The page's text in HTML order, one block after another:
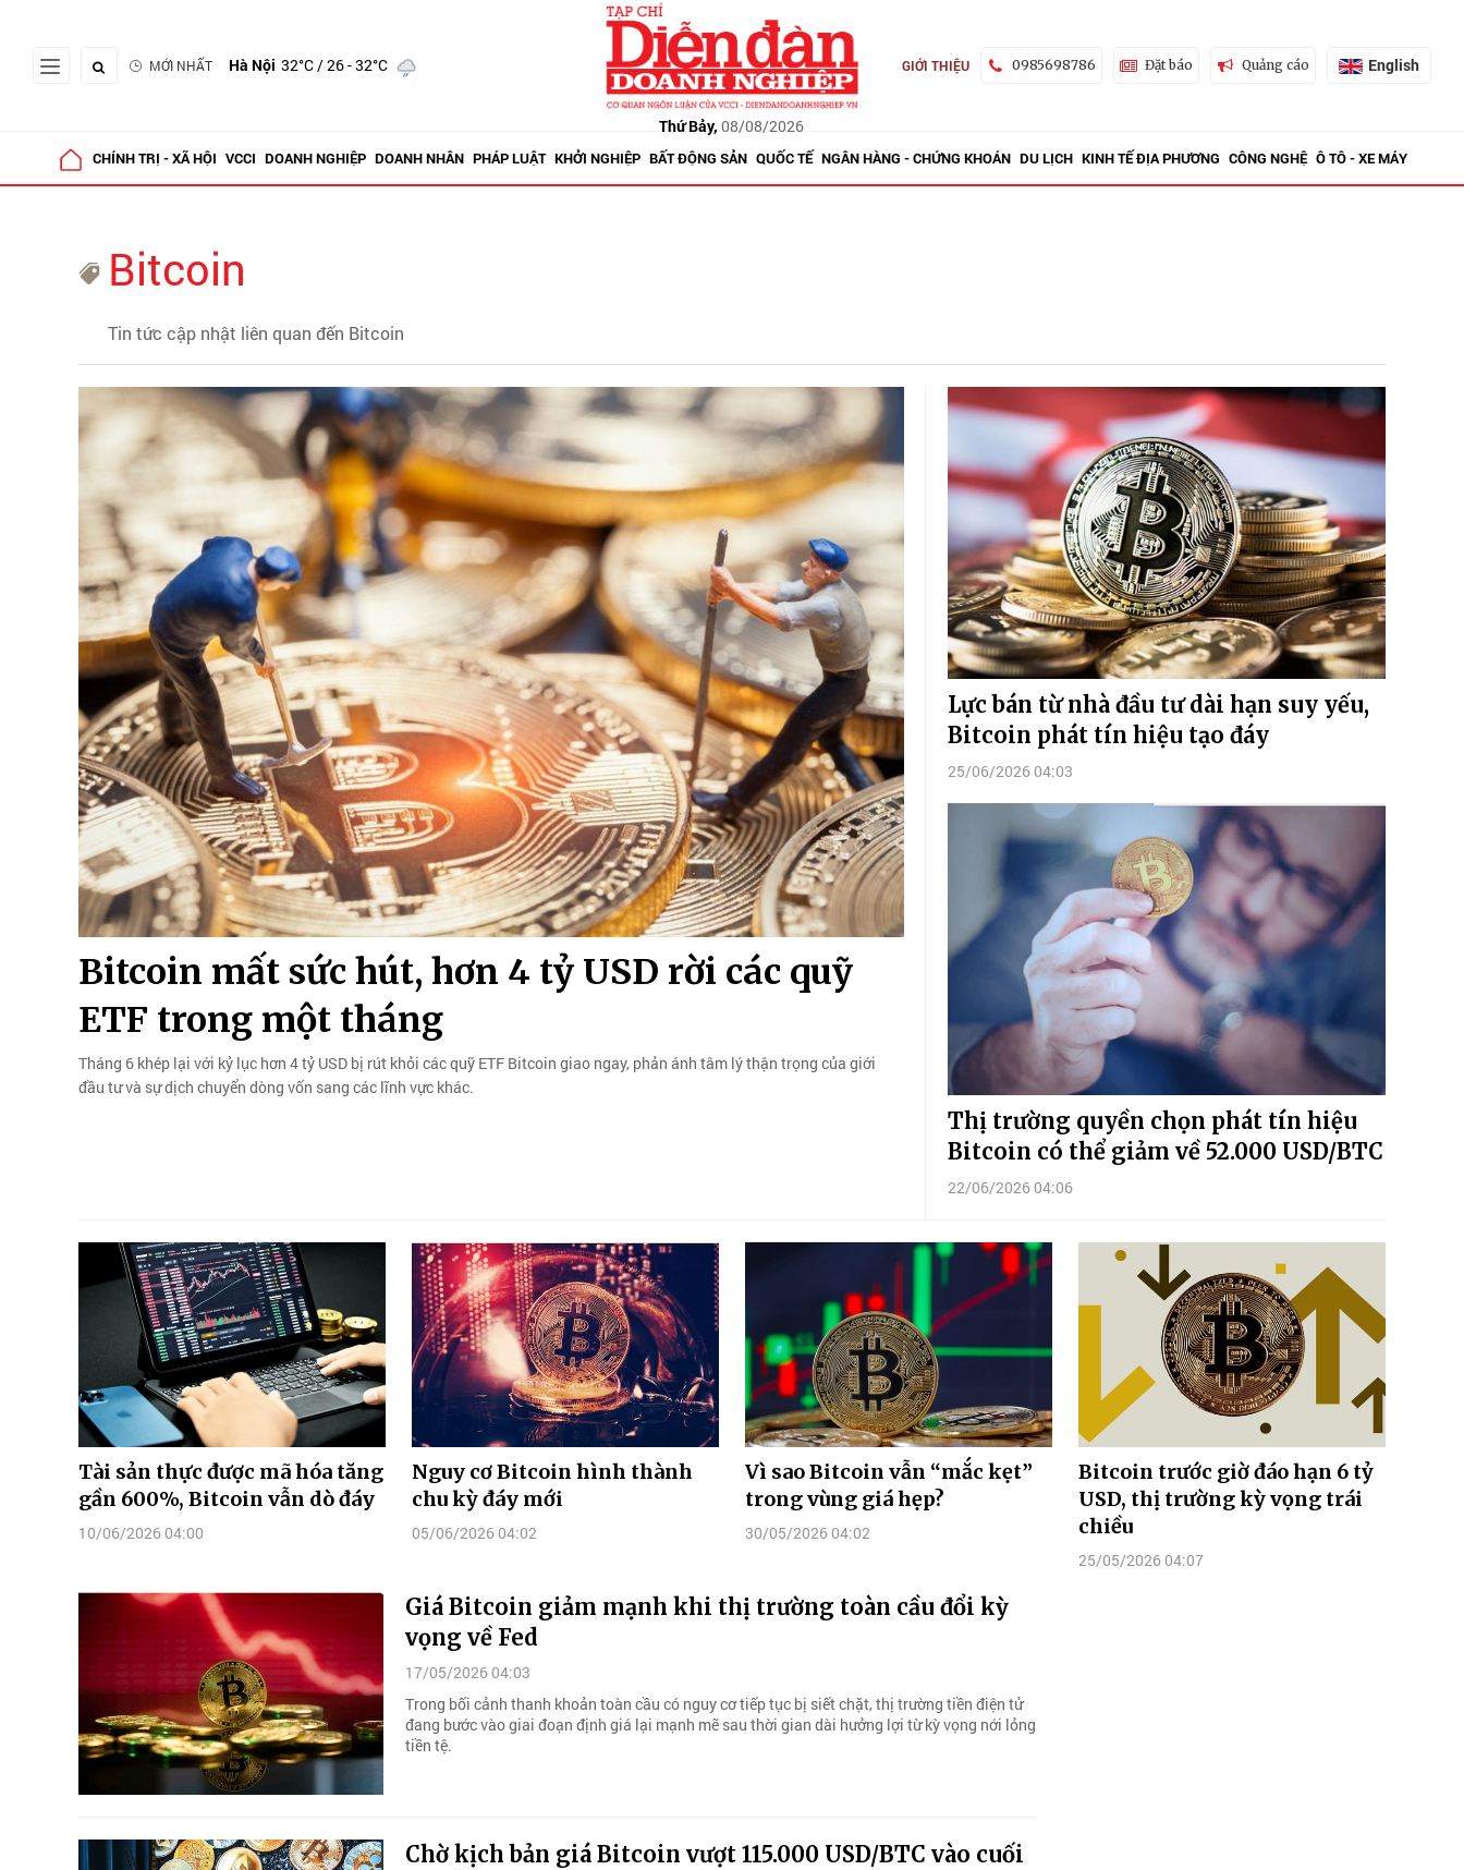
MỚI NHẤT Hà Nội 32°C/ 26 - 32°C
Thứ Bảy, 08/08/2026
GIỚI THIỆU 0985698786 Đặt báo Quảng cáo English
CHÍNH TRỊ - XÃ HỘI VCCI DOANH NGHIỆP DOANH NHÂN PHÁP LUẬT KHỞI NGHIỆP BẤT ĐỘNG SẢN QUỐC TẾ NGÂN HÀNG - CHỨNG KHOÁN DU LỊCH KINH TẾ ĐỊA PHƯƠNG CÔNG NGHỆ Ô TÔ - XE MÁY
Bitcoin
Tin tức cập nhật liên quan đến Bitcoin
Bitcoin mất sức hút, hơn 4 tỷ USD rời các quỹ
ETF trong một tháng
Tháng 6 khép lại với kỷ lục hơn 4 tỷ USD bị rút khỏi các quỹ ETF Bitcoin giao ngay, phản ánh tâm lý thận trọng của giới
đầu tư và sự dịch chuyển dòng vốn sang các lĩnh vực khác.
Lực bán từ nhà đầu tư dài hạn suy yếu,
Bitcoin phát tín hiệu tạo đáy
25/06/2026 04:03
Thị trường quyền chọn phát tín hiệu
Bitcoin có thể giảm về 52.000 USD/BTC
22/06/2026 04:06
Tài sản thực được mã hóa tăng
gần 600%, Bitcoin vẫn dò đáy
10/06/2026 04:00
Nguy cơ Bitcoin hình thành
chu kỳ đáy mới
05/06/2026 04:02
Vì sao Bitcoin vẫn “mắc kẹt”
trong vùng giá hẹp?
30/05/2026 04:02
Bitcoin trước giờ đáo hạn 6 tỷ
USD, thị trường kỳ vọng trái
chiều
25/05/2026 04:07
Giá Bitcoin giảm mạnh khi thị trường toàn cầu đổi kỳ
vọng về Fed
17/05/2026 04:03
Trong bối cảnh thanh khoản toàn cầu có nguy cơ tiếp tục bị siết chặt, thị trường tiền điện tử
đang bước vào giai đoạn định giá lại mạnh mẽ sau thời gian dài hưởng lợi từ kỳ vọng nới lỏng
tiền tệ.
Chờ kịch bản giá Bitcoin vượt 115.000 USD/BTC vào cuối